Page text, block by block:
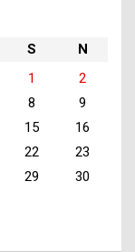
S
N
1
2
8
9
15
16
22
23
29
30